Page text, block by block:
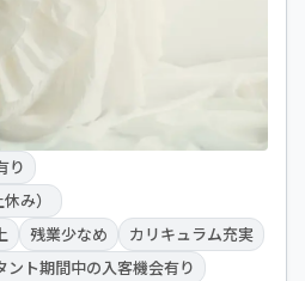
り
み）
残業少なめ
カリキュラム充実
ント期間中の入客機会有り